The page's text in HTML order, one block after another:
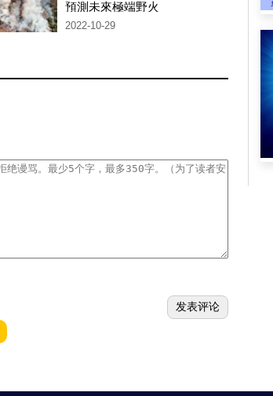
預測未來極端野火
2022-10-29